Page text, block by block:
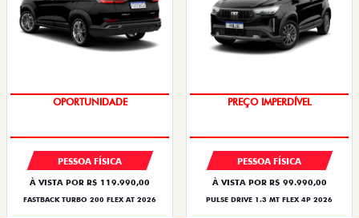
OPORTUNIDADE
PESSOA FÍSICA
À VISTA POR R$ 119.990,00
FASTBACK TURBO 200 FLEX AT 2026
OPORTUNIDADE
PESSOA FÍSICA
À VISTA POR R$ 99.990,00
PULSE DRIVE 1.3 MT FLEX 4P 2026